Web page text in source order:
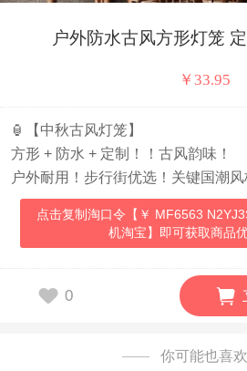
户外防水古风方形灯笼
￥ 33.95
🏮【中秋古风灯笼】
方形 + 防水 + 定制！！古风韵味！
户外耐用！步行街优选！关键国潮风
点击复制淘口令【￥ MF6563
机淘宝】即可获取商品
0
你可能也喜欢